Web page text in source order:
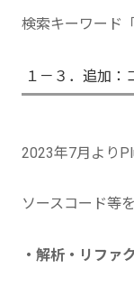
検索キーワード
１－３．追加：
2023年7月より
ソースコード等
・解析・リファ